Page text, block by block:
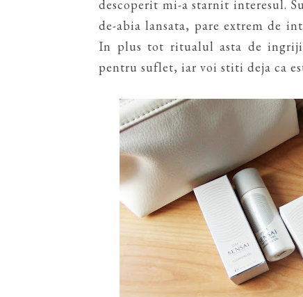
descoperit mi-a starnit interesul.
de-abia lansata, pare extrem de
In plus tot ritualul asta de
pentru suflet, iar voi stiti deja ca